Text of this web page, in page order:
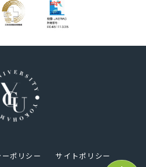
ポリシー サイトポリシー